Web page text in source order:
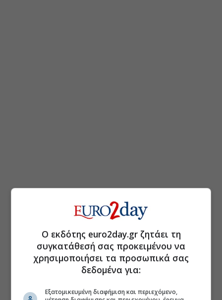
Ο εκδότης euro2day.gr ζητάει τη
συγκατάθεσή σας προκειμένου να
χρησιμοποιήσει τα προσωπικά σας
δεδομένα για:
Εξατομικευμένη διαφήμιση και περιεχόμενο,